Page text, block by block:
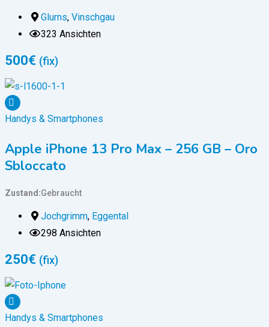
Glurns, Vinschgau
323 Ansichten
500€ (fix)
Handys & Smartphones
Apple iPhone 13 Pro Max – 256 GB – Oro
Sbloccato
Zustand Gebraucht
Jochgrimm, Eggental
298 Ansichten
250€ (fix)
Handys & Smartphones